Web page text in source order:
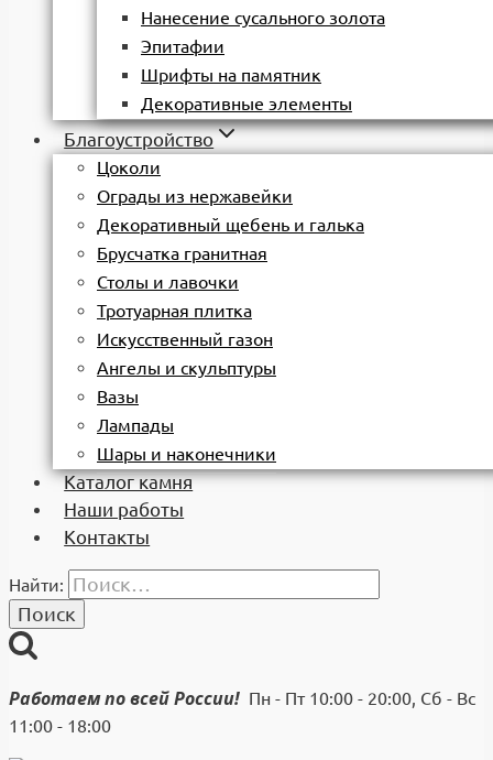
Нанесение сусального золота
Эпитафии
Шрифты на памятник
Декоративные элементы
Благоустройство
Цоколи
Ограды из нержавейки
Декоративный щебень и галька
Брусчатка гранитная
Столы и лавочки
Тротуарная плитка
Искусственный газон
Ангелы и скульптуры
Вазы
Лампады
Шары и наконечники
Каталог камня
Наши работы
Контакты
Найти:
Работаем по всей России! Пн - Пт 10:00 - 20:00, Сб - Вс
11:00 - 18:00